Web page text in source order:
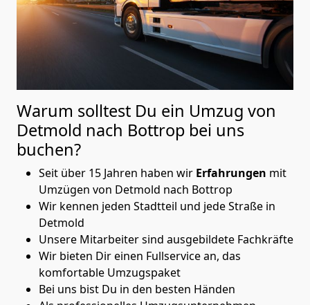
Warum solltest Du ein Umzug von
Detmold nach Bottrop bei uns
buchen?
Seit über 15 Jahren haben wir Erfahrungen mit
Umzügen von Detmold nach Bottrop
Wir kennen jeden Stadtteil und jede Straße in
Detmold
Unsere Mitarbeiter sind ausgebildete Fachkräfte
Wir bieten Dir einen Fullservice an, das
komfortable Umzugspaket
Bei uns bist Du in den besten Händen